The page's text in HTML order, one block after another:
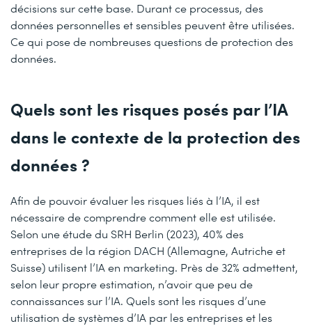
décisions sur cette base. Durant ce processus, des
données personnelles et sensibles peuvent être utilisées.
Ce qui pose de nombreuses questions de protection des
données.
Quels sont les risques posés par l’IA
dans le contexte de la protection des
données ?
Afin de pouvoir évaluer les risques liés à l’IA, il est
nécessaire de comprendre comment elle est utilisée.
Selon une étude du SRH Berlin (2023), 40% des
entreprises de la région DACH (Allemagne, Autriche et
Suisse) utilisent l’IA en marketing. Près de 32% admettent,
selon leur propre estimation, n’avoir que peu de
connaissances sur l’IA. Quels sont les risques d’une
utilisation de systèmes d’IA par les entreprises et les